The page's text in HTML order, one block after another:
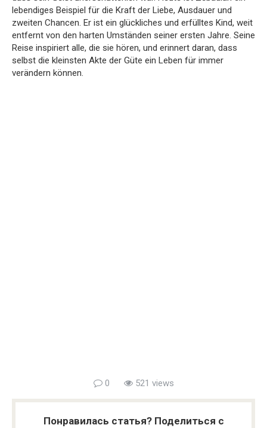
lebendiges Beispiel für die Kraft der Liebe, Ausdauer und
zweiten Chancen. Er ist ein glückliches und erfülltes Kind, weit
entfernt von den harten Umständen seiner ersten Jahre. Seine
Reise inspiriert alle, die sie hören, und erinnert daran, dass
selbst die kleinsten Akte der Güte ein Leben für immer
verändern können.
0 521 views
Понравилась статья? Поделиться с